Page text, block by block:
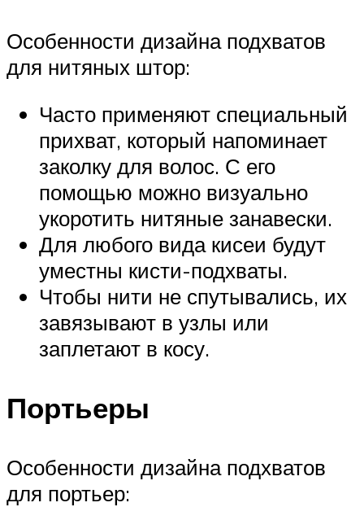
Особенности дизайна подхватов
для нитяных штор:
Часто применяют специальный
прихват, который напоминает
заколку для волос. С его
помощью можно визуально
укоротить нитяные занавески.
Для любого вида кисеи будут
уместны кисти-подхваты.
Чтобы нити не спутывались, их
завязывают в узлы или
заплетают в косу.
Портьеры
Особенности дизайна подхватов
для портьер: